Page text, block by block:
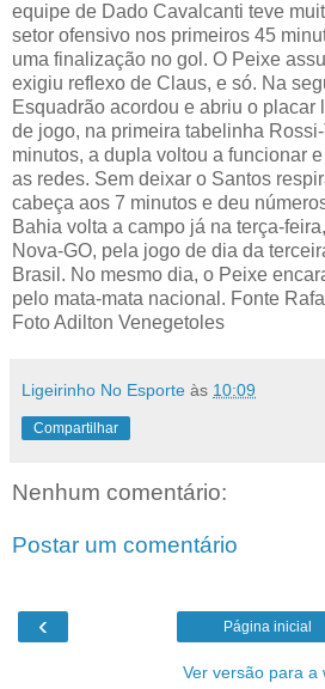
equipe de Dado Cavalcanti teve
setor ofensivo nos primeiros 45
uma finalização no gol. O Peixe
exigiu reflexo de Claus, e só. Na
Esquadrão acordou e abriu o placar
de jogo, na primeira tabelinha
minutos, a dupla voltou a funcionar
as redes. Sem deixar o Santos
cabeça aos 7 minutos e deu
Bahia volta a campo já na terça-
Nova-GO, pela jogo de dia da
Brasil. No mesmo dia, o Peixe
pelo mata-mata nacional. Fonte
Foto Adilton Venegetoles
Ligeirinho No Esporte às 10:09
Compartilhar
Nenhum comentário:
Postar um comentário
‹ Página inicial
Ver versão para a